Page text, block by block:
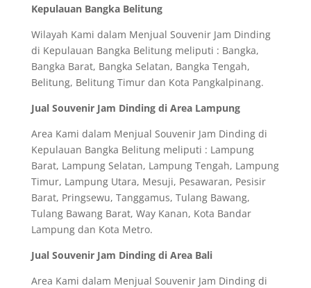
Kepulauan Bangka Belitung
Wilayah Kami dalam Menjual Souvenir Jam Dinding
di Kepulauan Bangka Belitung meliputi : Bangka,
Bangka Barat, Bangka Selatan, Bangka Tengah,
Belitung, Belitung Timur dan Kota Pangkalpinang.
Jual Souvenir Jam Dinding di Area Lampung
Area Kami dalam Menjual Souvenir Jam Dinding di
Kepulauan Bangka Belitung meliputi : Lampung
Barat, Lampung Selatan, Lampung Tengah, Lampung
Timur, Lampung Utara, Mesuji, Pesawaran, Pesisir
Barat, Pringsewu, Tanggamus, Tulang Bawang,
Tulang Bawang Barat, Way Kanan, Kota Bandar
Lampung dan Kota Metro.
Jual Souvenir Jam Dinding di Area Bali
Area Kami dalam Menjual Souvenir Jam Dinding di